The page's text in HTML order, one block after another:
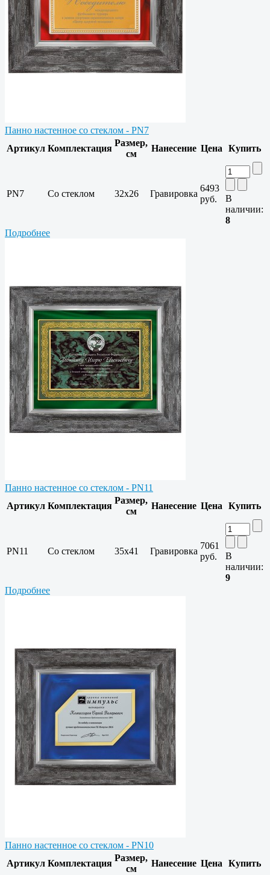
Панно настенное со стеклом - PN7
Артикул Комплектация
Размер,
см
Нанесение Цена Купить
PN7 Со стеклом 32х26 Гравировка
6493
руб.
В
наличии:
8
Подробнее
Панно настенное со стеклом - PN11
Артикул Комплектация
Размер,
см
Нанесение Цена Купить
PN11 Со стеклом 35х41 Гравировка
7061
руб.
В
наличии:
9
Подробнее
Панно настенное со стеклом - PN10
Артикул Комплектация
Размер,
см
Нанесение Цена Купить